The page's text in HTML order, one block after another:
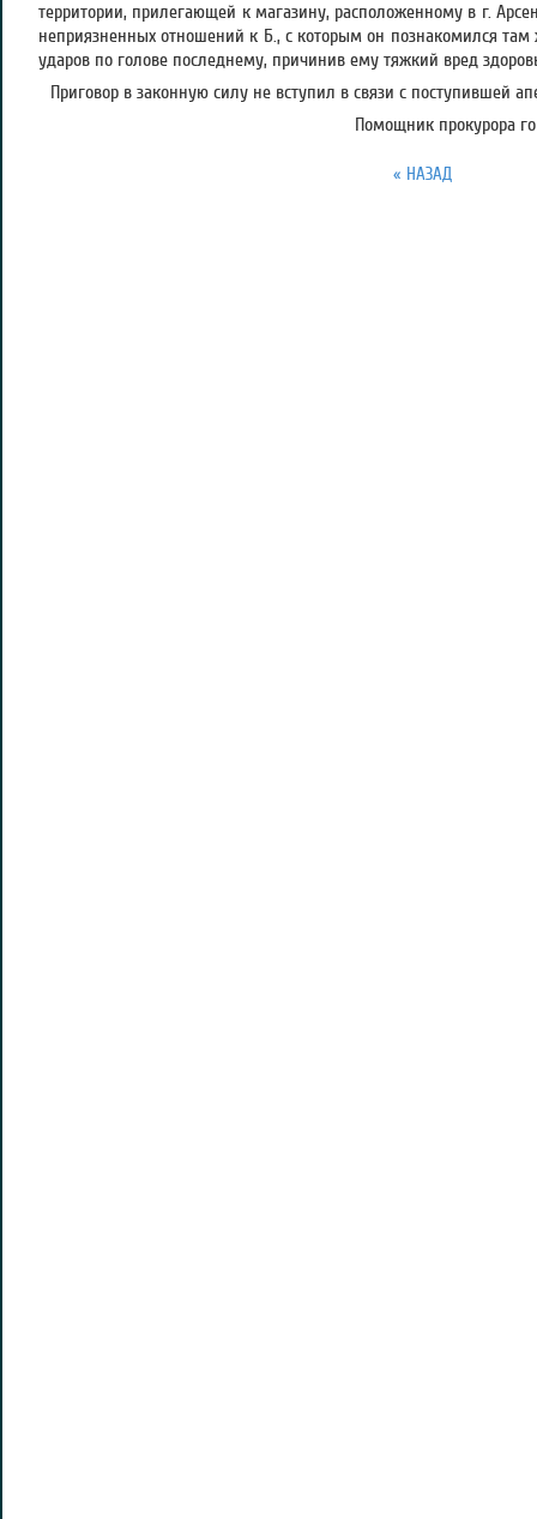
территории, прилегающей к магазину, расположенному в г.
неприязненных отношений к Б., с которым он познакомился там
ударов по голове последнему, причинив ему тяжкий вред
Приговор в законную силу не вступил в связи с поступившей
Помощник прокурора
« НАЗАД